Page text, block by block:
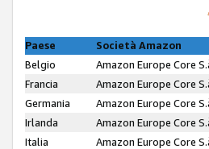
Paese
Società Amazon
Belgio
Amazon Europe Core
Francia
Amazon Europe Core
Germania
Amazon Europe Core
Irlanda
Amazon Europe Core
Italia
Amazon Europe Core